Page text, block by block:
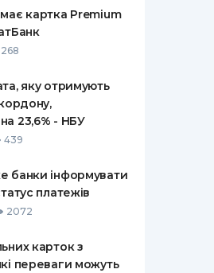
картка Premium
268
яку отримують
23,6% - НБУ
439
банки інформувати
платежів
2072
карток з
переваги можуть